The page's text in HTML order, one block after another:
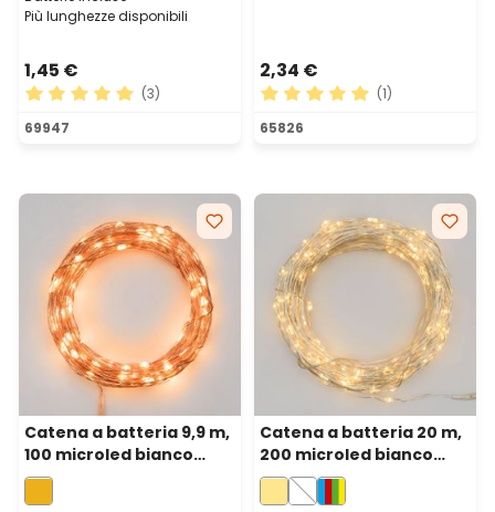
Più lunghezze disponibili
1,45 €
Valutazione media di 5 su 5 stelle
(3)
69947
2,34 €
Valutazione media di 5 su
(1)
65826
Catena a batteria 9,9 m,
100 microled bianco
extra caldo, cavo metal
rame
Catena a batteria 20 m,
200 microled bianco
caldo, cavo metal
argento